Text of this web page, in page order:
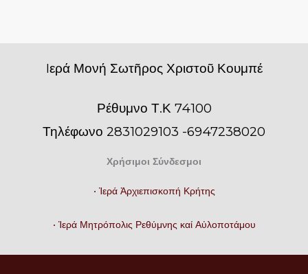
Iερά Μονή Σωτῆρος Χριστοῦ Κουμπέ
Ρέθυμνο Τ.Κ 74100
Τηλέφωνο 2831029103 -6947238020
Χρήσιμοι Σύνδεσμοι
• Ἱερά Ἀρχιεπισκοπή Κρήτης
• Ἱερά Μητρόπολις Ρεθύμνης καί Αὐλοποτάμου